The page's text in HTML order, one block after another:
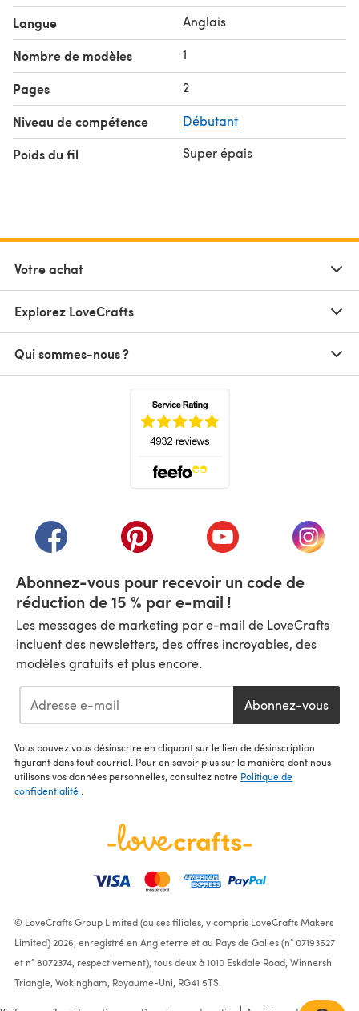
Langue Anglais
Nombre de modèles 1
Pages 2
Niveau de compétence Débutant
Poids du fil Super épais
Votre achat
Explorez LoveCrafts
Qui sommes-nous ?
(s'ouvre dans un nouvel onglet)
(s'ouvre dans un nouvel onglet)
(s'ouvre dans un(s'ouvre
Abonnez-vous pour recevoir un code de
réduction de 15 % par e-mail !
Les messages de marketing par e-mail de LoveCrafts
incluent des newsletters, des offres incroyables, des
modèles gratuits et plus encore.
Abonnez-vous
Vous pouvez vous désinscrire en cliquant sur le lien de désinscription
figurant dans tout courriel. Pour en savoir plus sur la manière dont nous
utilisons vos données personnelles, consultez notre Politique de
confidentialité
© LoveCrafts Group Limited (ou ses filiales, y compris LoveCrafts Makers
Limited) 2026, enregistré en Angleterre et au Pays de Galles (n° 07193527
et n° 8072374, respectivement), tous deux à 1010 Eskdale Road, Winnersh
Triangle, Wokingham, Royaume-Uni, RG41 5TS.